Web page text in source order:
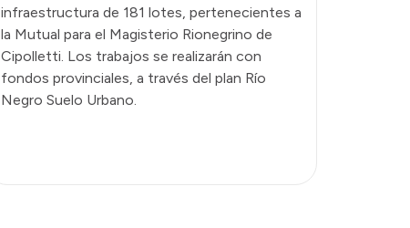
infraestructura de 181 lotes, pertenecientes a
la Mutual para el Magisterio Rionegrino de
Cipolletti. Los trabajos se realizarán con
fondos provinciales, a través del plan Río
Negro Suelo Urbano.